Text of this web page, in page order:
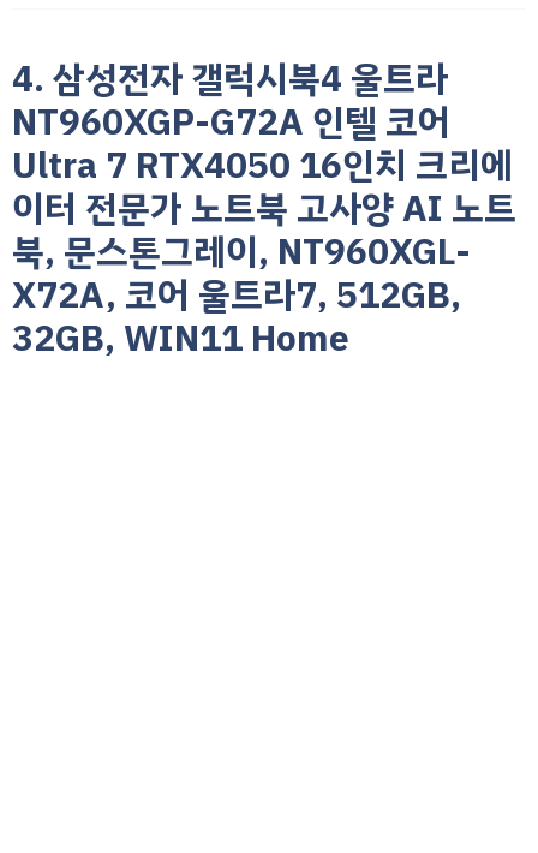
4. 삼성전자 갤럭시북4 울트라
NT960XGP-G72A 인텔 코어
Ultra 7 RTX4050 16인치 크리에
이터 전문가 노트북 고사양 AI 노트
북, 문스톤그레이, NT960XGL-
X72A, 코어 울트라7, 512GB,
32GB, WIN11 Home